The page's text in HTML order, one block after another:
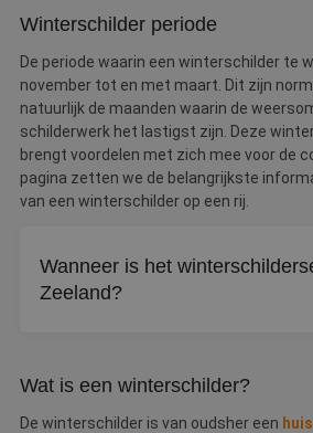
Winterschilder periode
De periode waarin een winterschilder te
november tot en met maart. Dit zijn
natuurlijk de maanden waarin de
schilderwerk het lastigst zijn. Deze
brengt voordelen met zich mee voor de
pagina zetten we de belangrijkste
van een winterschilder op een rij.
Wanneer is het
Zeeland?
met name binnenschilderwerk.
Wat is een winterschilder?
De winterschilder is van oudsher een